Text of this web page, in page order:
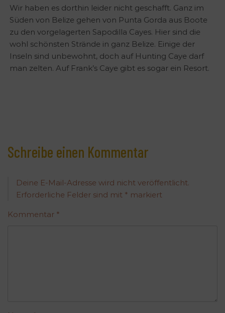
Wir haben es dorthin leider nicht geschafft. Ganz im
Süden von Belize gehen von Punta Gorda aus Boote
zu den vorgelagerten Sapodilla Cayes. Hier sind die
wohl schönsten Strände in ganz Belize. Einige der
Inseln sind unbewohnt, doch auf Hunting Caye darf
man zelten. Auf Frank’s Caye gibt es sogar ein Resort.
Schreibe einen Kommentar
Deine E-Mail-Adresse wird nicht veröffentlicht.
Erforderliche Felder sind mit * markiert
Kommentar *